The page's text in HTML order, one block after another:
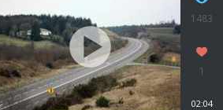
1483
1
02:04